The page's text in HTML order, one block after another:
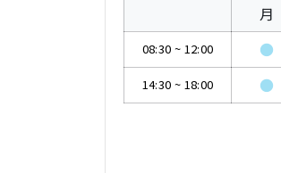
月
08:30 ~ 12:00 ●
14:30 ~ 18:00 ●